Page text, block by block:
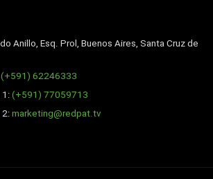
Anillo, Esq. Prol, Buenos Aires, Santa Cruz de
(+591) 62246333
1:(+591) 77059713
2:marketing@redpat.tv